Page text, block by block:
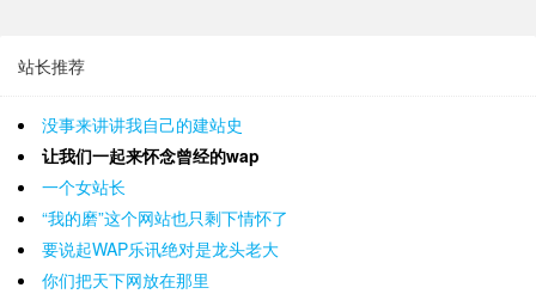
站长推荐
没事来讲讲我自己的建站史
让我们一起来怀念曾经的wap
一个女站长
“我的磨”这个网站也只剩下情怀了
要说起WAP乐讯绝对是龙头老大
你们把天下网放在那里